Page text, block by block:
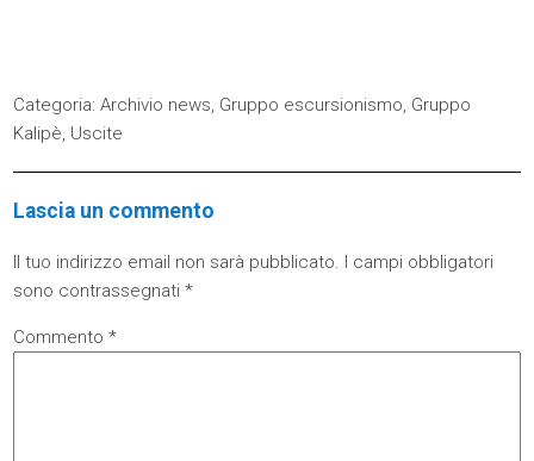
Categoria:Archivio news, Gruppo escursionismo, Gruppo
Kalipè, Uscite
Lascia un commento
Il tuo indirizzo email non sarà pubblicato. I campi obbligatori
sono contrassegnati*
Commento*